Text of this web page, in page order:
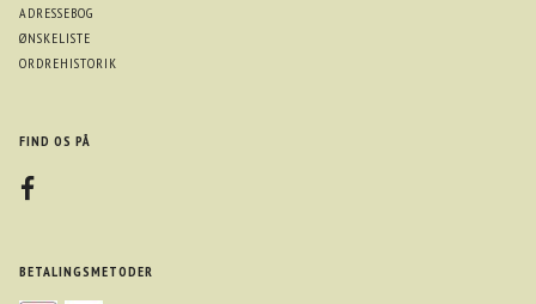
ADRESSEBOG
ØNSKELISTE
ORDREHISTORIK
FIND OS PÅ
BETALINGSMETODER